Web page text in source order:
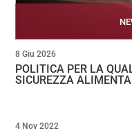
POLITICA PER LA
SICUREZZA
8 Giu 2026
4 Nov 2022